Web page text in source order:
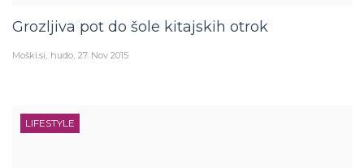
Grozljiva pot do šole kitajskih otrok
Moški.si hudo 27. Nov 2015
LIFESTYLE